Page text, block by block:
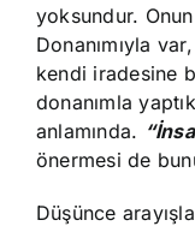
yoksundur.
Donanımıyla
kendi iradesine
donanımla
anlamında.
önermesi de
Düşünce